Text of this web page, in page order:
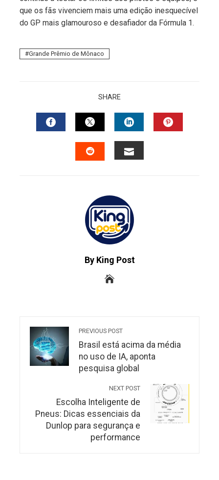
que os fãs vivenciem mais uma edição inesquecível
do GP mais glamouroso e desafiador da Fórmula 1.
Grande Prêmio de Mônaco
SHARE
FACEBOOKTWITTERLINKEDIN
By King Post
PREVIOUS POST
Brasil está acima da média
no uso de IA, aponta
pesquisa global
NEXT POST
Escolha Inteligente de
Pneus: Dicas essenciais da
Dunlop para segurança e
performance